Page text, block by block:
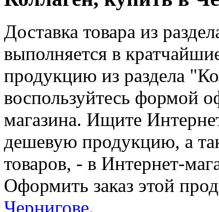
Доставка товара из
выполняется в
продукцию из раздела
воспользуйтесь формой
магазина. Ищите
дешевую продукцию, а
товаров, - в Интернет-
Оформить заказ этой
Чернигове.